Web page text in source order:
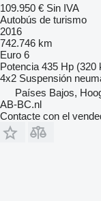
109.950 € Sin IVA
Autobús de turismo
2016
742.746 km
Euro 6
Potencia 435 Hp (320
4x2 Suspensión
Países Bajos,
AB-BC.nl
Contacte con el